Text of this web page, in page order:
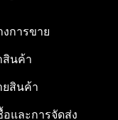
การขาย
สินค้า
ยสินค้า
อและการจัดส่ง